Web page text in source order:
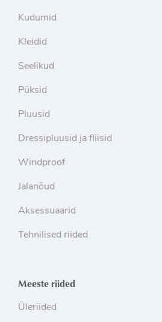
Kudumid
Kleidid
Seelikud
Püksid
Pluusid
Dressipluusid ja fliisid
Windproof
Jalanõud
Aksessuaarid
Tehnilised riided
Meeste riided
Üleriided